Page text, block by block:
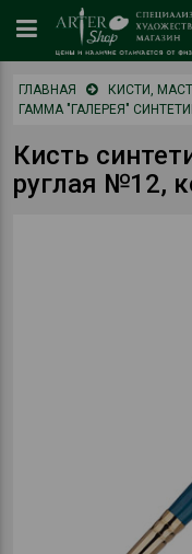
ГЛАВНАЯ КИСТИ,
ГАММА "ГАЛЕРЕЯ"
Кисть
руглая №12,